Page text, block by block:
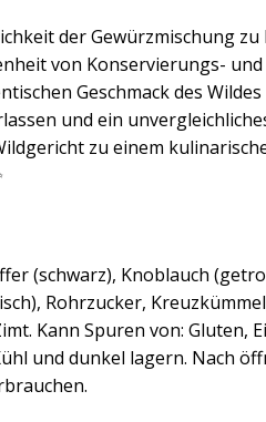
der Gewürzmischung
von Konservierungs-
Geschmack des
und ein
zu einem
(schwarz), Knoblauch
Rohrzucker,
Kann Spuren von: Gluten,
und dunkel lagern. Nach